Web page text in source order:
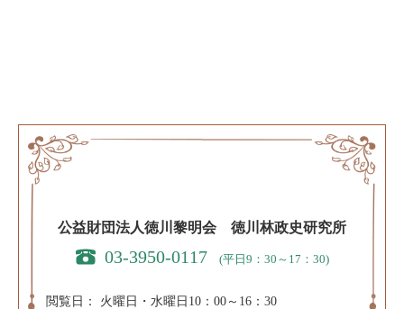
公益財団法人徳川黎明会 徳川林政史研究所
03-3950-0117 (平日9：30～17：30)
閲覧日：
火曜日・水曜日10：00～16：30